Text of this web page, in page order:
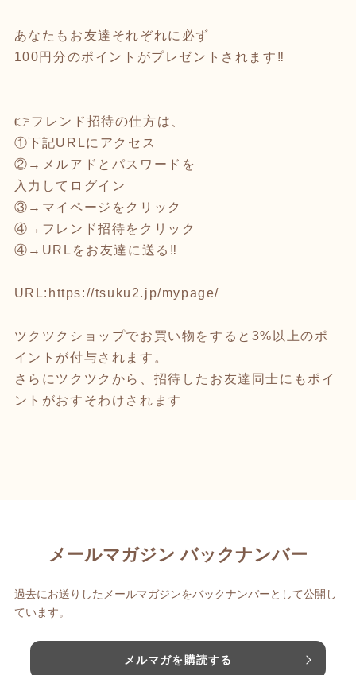
あなたもお友達それぞれに必ず
100円分のポイントがプレゼントされます‼️
👉フレンド招待の仕方は、
①下記URLにアクセス
②→メルアドとパスワードを
入力してログイン
③→マイページをクリック
④→フレンド招待をクリック
④→URLをお友達に送る‼️
URL: https://tsuku2.jp/mypage/
ツクツクショップでお買い物をすると3%以上のポ
イントが付与されます。
さらにツクツクから、招待したお友達同士にもポイ
ントがおすそわけされます
メールマガジン バックナンバー
過去にお送りしたメールマガジンをバックナンバーとして公開し
ています。
メルマガを購読する